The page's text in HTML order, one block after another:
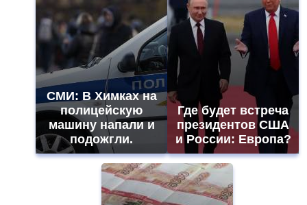
СМИ: В Химках на
полицейскую
машину напали и
подожгли.
Где будет встреча
президентов США
и России: Европа?